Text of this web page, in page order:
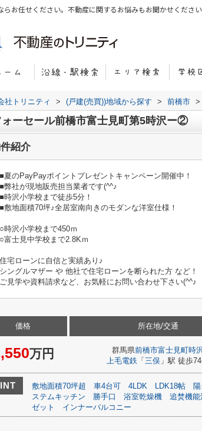
お任せください。不動産に関するお悩みもお聞かせください
社トリニティ > (戸建(売買))地域から探す > 前橋市 >
ォーセール前橋市富士見町第5時沢ー②
紹介
■夏のPayPayポイントプレゼントキャンペーン開催中！
■弊社が現地販売担当業者です(^^♪
■時沢小学校まで徒歩5分！
■敷地面積70坪♪全居室南向きのモダンな洋室仕様！
○時沢小学校まで450ｍ
○富士見中学校まで2.8Kｍ
住宅ローンに自信と実績あり♪
シングルマザー や 他社で住宅ローンを断られた方 など！
ご見学や資料請求など、お気軽にお問い合わせ下さい(^^♪
価格
万円
所在地/交通
群馬県前橋市富士見町時沢
上毛電鉄 「 三俣 」駅 徒歩
敷地面積70坪超 車4台可 4LDK LDK18帖
ステムキッチン
勝手口 浴室乾燥機 追焚機能
ゼット
インナーバルコニー